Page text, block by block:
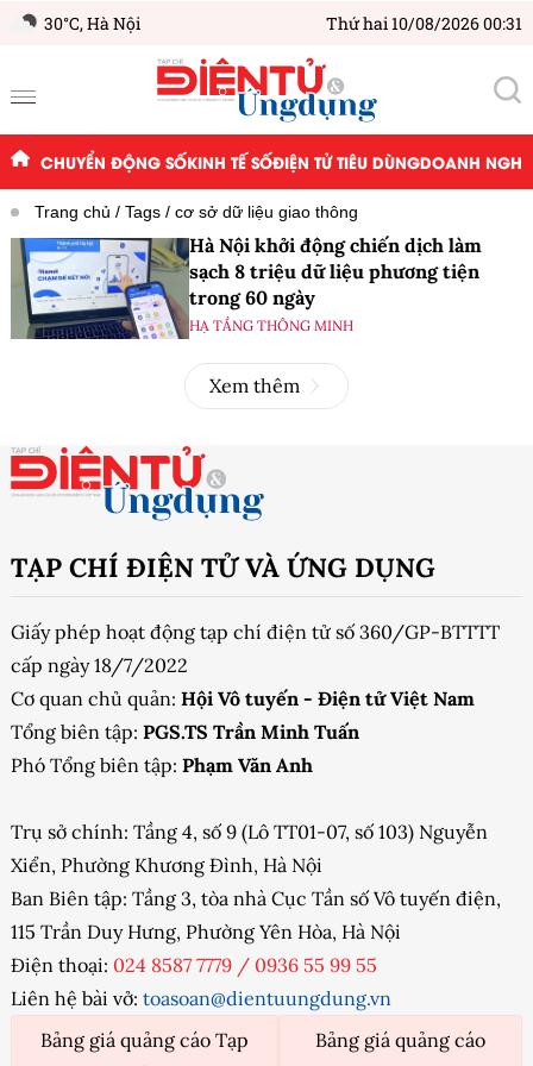
30°C,Hà Nội Thứ hai 10/08/2026 00:31
CHUYỂN ĐỘNG SỐKINH TẾ SỐĐIỆN TỬ TIÊU DÙNGDOANH
Trang chủ Tags cơ sở dữ liệu giao thông
Hà Nội khởi động chiến dịch làm
sạch 8 triệu dữ liệu phương tiện
trong 60 ngày
HẠ TẦNG THÔNG MINH
Xem thêm
TẠP CHÍ ĐIỆN TỬ VÀ ỨNG DỤNG
Giấy phép hoạt động tạp chí điện tử số 360/GP-BTTTT
cấp ngày 18/7/2022
Cơ quan chủ quản: Hội Vô tuyến - Điện tử Việt Nam
Tổng biên tập: PGS.TS Trần Minh Tuấn
Phó Tổng biên tập: Phạm Văn Anh
Trụ sở chính: Tầng 4, số 9 (Lô TT01-07, số 103) Nguyễn
Xiển, Phường Khương Đình, Hà Nội
Ban Biên tập: Tầng 3, tòa nhà Cục Tần số Vô tuyến điện,
115 Trần Duy Hưng, Phường Yên Hòa, Hà Nội
Điện thoại: 024 8587 7779 / 0936 55 99 55
Liên hệ bài vở: toasoan@dientuungdung.vn
Bảng giá quảng cáo Tạp
Bảng giá quảng cáo